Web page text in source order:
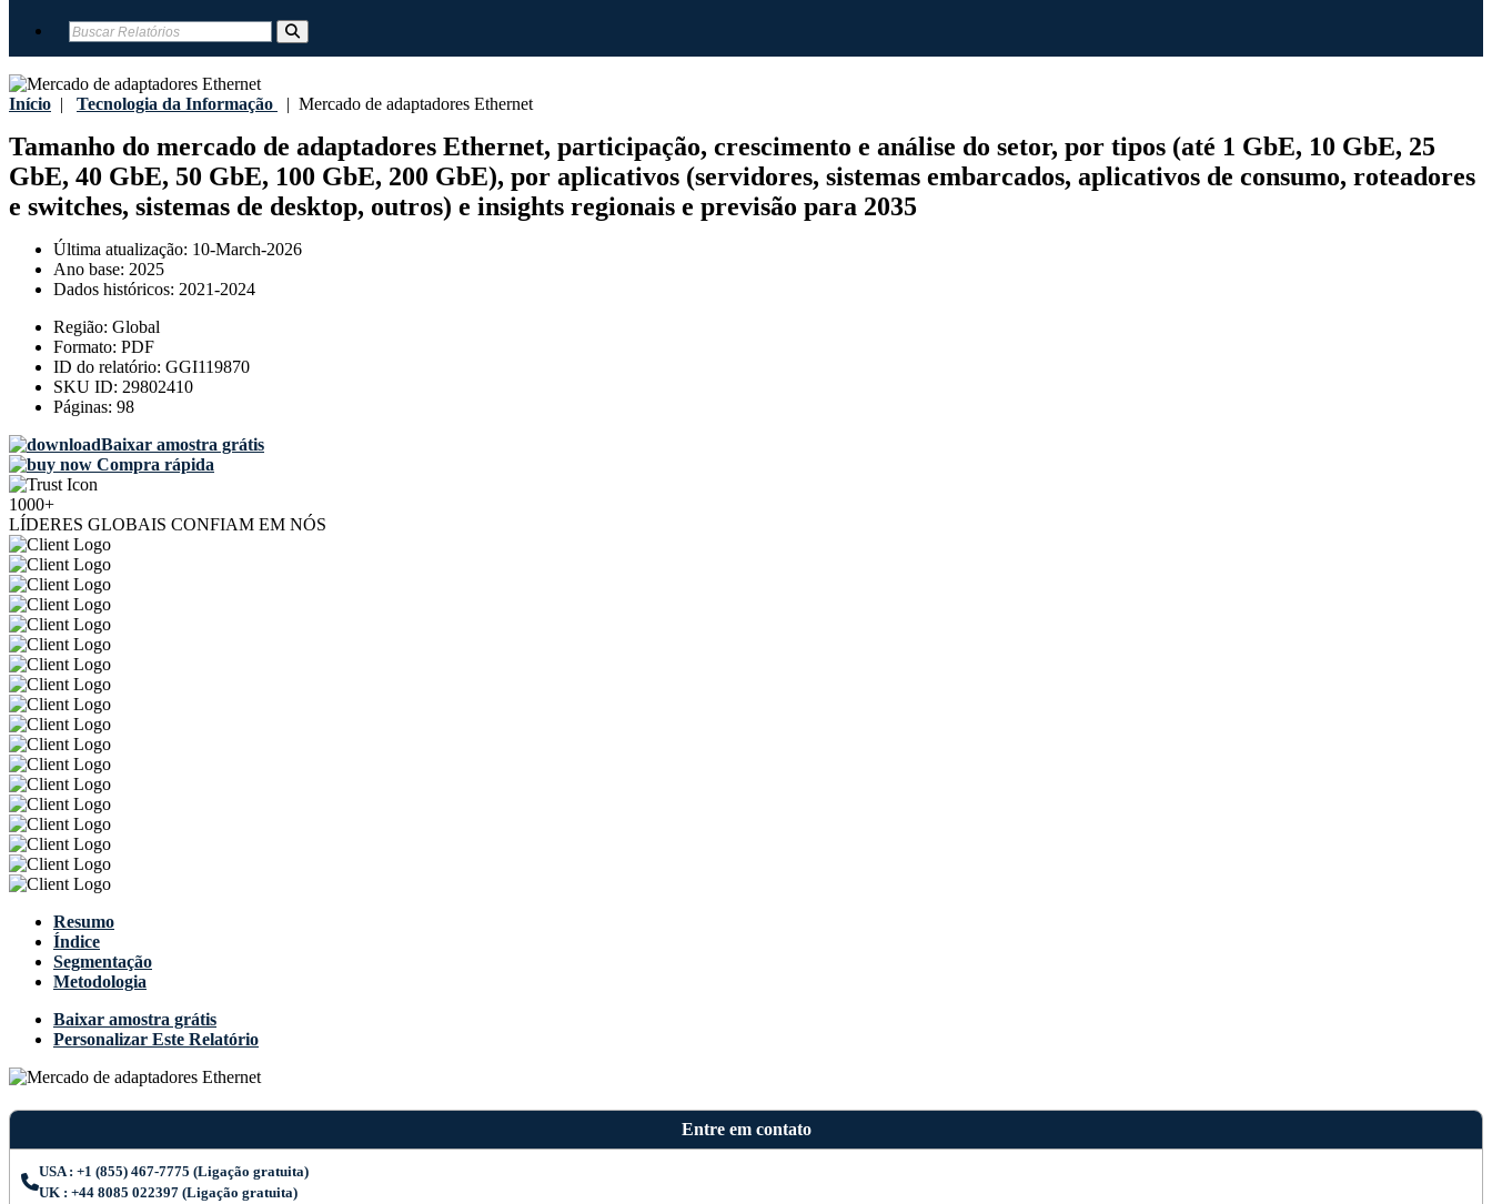
Início | Tecnologia da Informação | Mercado de adaptadores Ethernet
Tamanho do mercado de adaptadores Ethernet, participação, crescimento e análise do setor, por tipos (até 1 GbE, 10 GbE, 25
GbE, 40 GbE, 50 GbE, 100 GbE, 200 GbE), por aplicativos (servidores, sistemas embarcados, aplicativos de consumo, roteadores
e switches, sistemas de desktop, outros) e insights regionais e previsão para 2035
Última atualização: 10-March-2026
Ano base: 2025
Dados históricos: 2021-2024
Região: Global
Formato: PDF
ID do relatório: GGI119870
SKU ID: 29802410
Páginas: 98
Baixar amostra grátis
Compra rápida
1000+
LÍDERES GLOBAIS CONFIAM EM NÓS
Resumo
Índice
Segmentação
Metodologia
Baixar amostra grátis
Personalizar Este Relatório
Entre em contato
USA : +1 (855) 467-7775 (Ligação gratuita)
UK : +44 8085 022397 (Ligação gratuita)